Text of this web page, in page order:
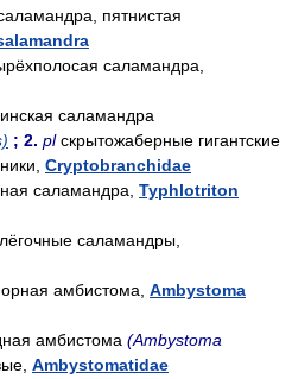
пятнистая
саламандра,
саламандра
; 2. pl скрытожаберные гигантские
Cryptobranchidae
саламандра, Typhlotriton
саламандры,
амбистома, Ambystoma
амбистома (Ambystoma
Ambystomatidae